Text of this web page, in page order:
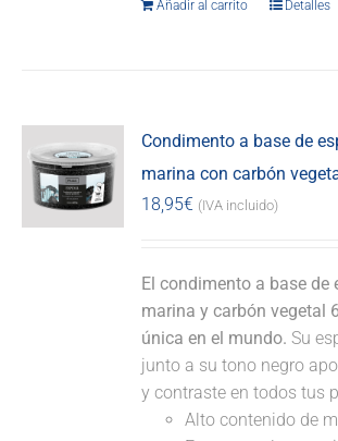
Añadir al carrito Detalles
Condimento a base de
marina con carbón
18,95€ (IVA incluido)
El condimento a base de
marina y carbón vegetal
única en el mundo. Su
junto a su tono negro
y contraste en todos tus
Alto contenido de